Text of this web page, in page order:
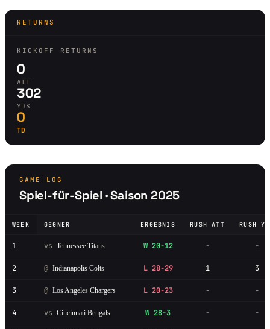
RETURNS
KICKOFF RETURNS
0
ATT
302
YDS
0
TD
GAME LOG
Spiel-für-Spiel · Saison 2025
WEEK GEGNER ERGEBNIS RUSH ATT RUSH
1 vs Tennessee Titans W 20-12 - -
2 @ Indianapolis Colts L 28-29 1 3
3 @ Los Angeles Chargers L 20-23 - -
4 vs Cincinnati Bengals W 28-3 - -